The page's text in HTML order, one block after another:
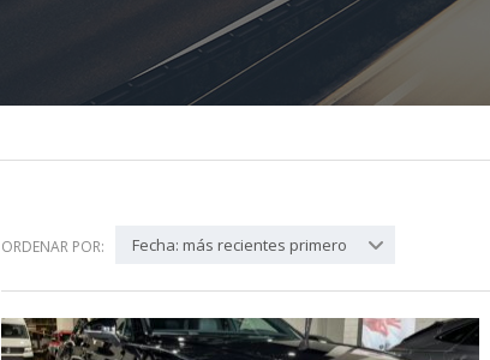
ORDENAR POR: Fecha: más recientes primero